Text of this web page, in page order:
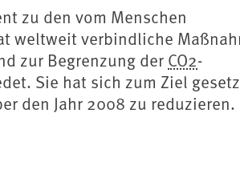
zu den vom Menschen
weltweit verbindliche
zur Begrenzung der CO2-
Sie hat sich zum Ziel
den Jahr 2008 zu reduzieren.